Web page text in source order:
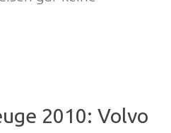
2010: Volvo